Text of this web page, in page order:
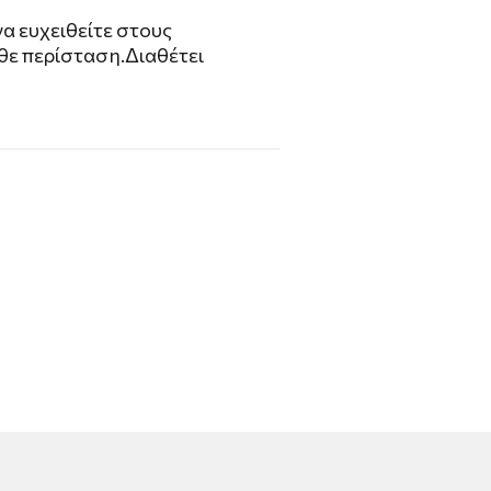
ευχειθείτε στους
περίσταση.Διαθέτει